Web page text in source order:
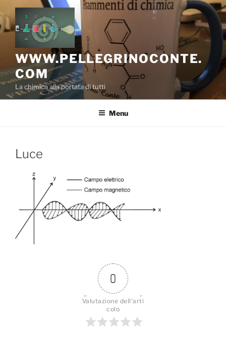
Salta
al
contenuto
WWW.PELLEGRINOCONTE.
COM
La chimica alla portata di tutti
Menu
Luce
0
Valutazione dell'arti
colo